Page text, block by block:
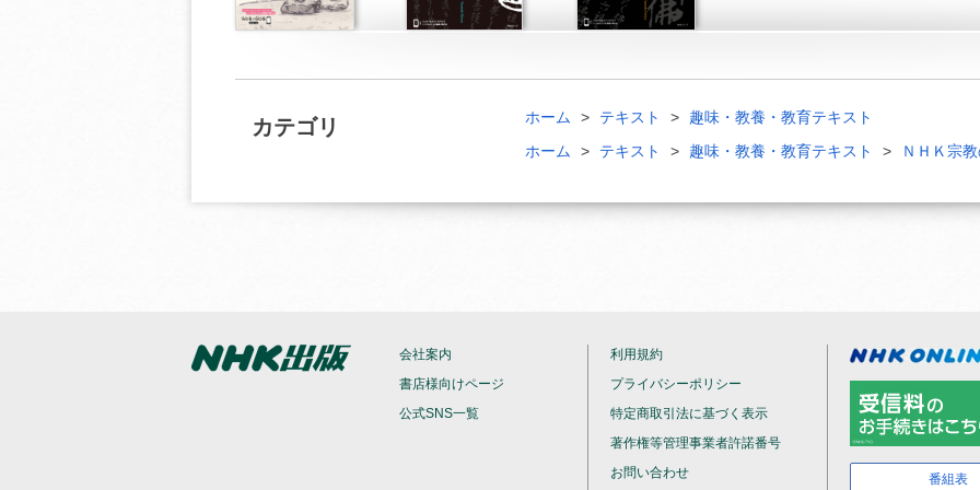
カテゴリ ホーム テキスト
趣味・教養・教育テキスト
ホーム
テキスト 趣味・教養・教育テキスト ＮＨＫ宗
会社案内
書店様向けページ
公式SNS一覧
利用規約
プライバシーポリシー
特定商取引法に基づく表示
著作権等管理事業者許諾番号
お問い合わせ
番組表